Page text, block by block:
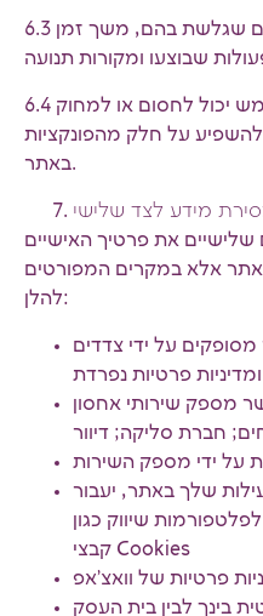
6.3 המידע שנאסף עשוי לכלול: דפים שגלשת בהם, משך זמן
6.4 המשתמש יכול לחסום או למחוק Cookies דרך הגדרות
על חלק מהפונקציות
באתר.
מידע לצד שלישי
את פרטיך האישיים
אלא במקרים המפורטים
להלן:
על ידי צדדים
מספק שירותי אחסון
שלך באתר, יעבור
לפלטפורמות שיווק כגון META; GOOGLE באמצעות
קבצי Cookies
בינך לבין בית העסק